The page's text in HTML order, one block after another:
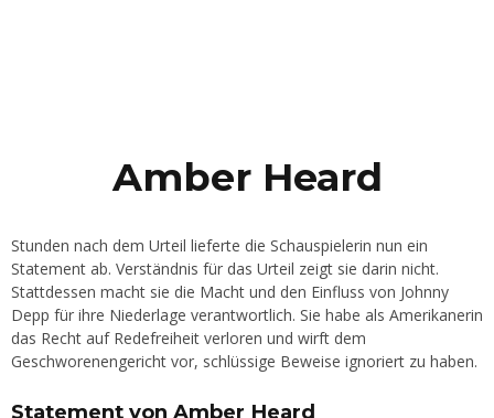
Amber Heard
Stunden nach dem Urteil lieferte die Schauspielerin nun ein
Statement ab. Verständnis für das Urteil zeigt sie darin nicht.
Stattdessen macht sie die Macht und den Einfluss von Johnny
Depp für ihre Niederlage verantwortlich. Sie habe als Amerikanerin
das Recht auf Redefreiheit verloren und wirft dem
Geschworenengericht vor, schlüssige Beweise ignoriert zu haben.
Statement von Amber Heard